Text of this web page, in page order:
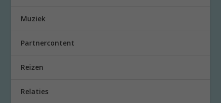
Muziek
Partnercontent
Reizen
Relaties